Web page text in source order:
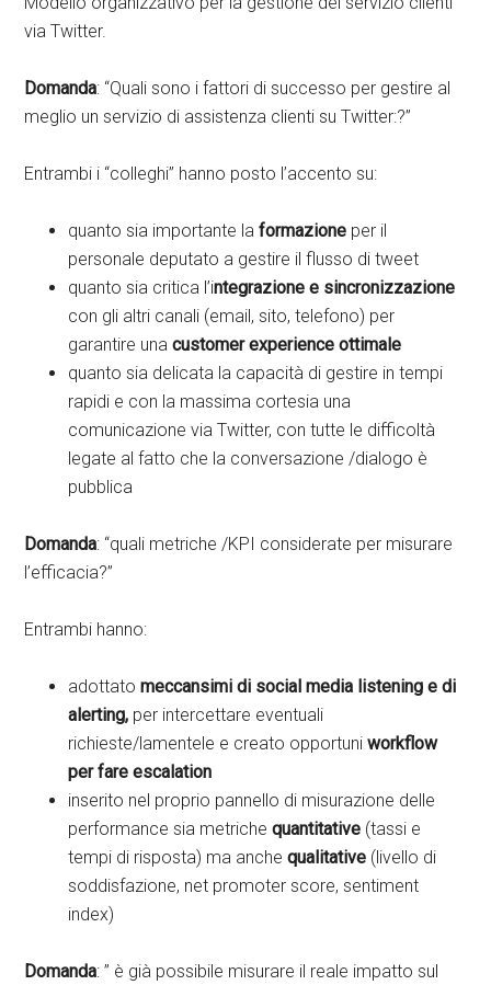
via Twitter.
Domanda: “Quali sono i fattori di successo per gestire al
meglio un servizio di assistenza clienti su Twitter:?”
Entrambi i “colleghi” hanno posto l’accento su:
quanto sia importante laformazione per il
personale deputato a gestire il flusso di tweet
quanto sia critica l’integrazione e sincronizzazione
con gli altri canali (email, sito, telefono) per
garantire unacustomer experience ottimale
quanto sia delicata la capacità di gestire in tempi
rapidi e con la massima cortesia una
comunicazione via Twitter, con tutte le difficoltà
legate al fatto che la conversazione /dialogo è
pubblica
Domanda: “quali metriche /KPI considerate per misurare
l’efficacia?”
Entrambi hanno:
adottato meccansimi di social media listening e di
alerting, per intercettare eventuali
richieste/lamentele e creato opportuniworkflow
per fare escalation
inserito nel proprio pannello di misurazione delle
performance sia metrichequantitative (tassi e
tempi di risposta) ma anchequalitative (livello di
soddisfazione, net promoter score, sentiment
index)
Domanda: ” è già possibile misurare il reale impatto sul